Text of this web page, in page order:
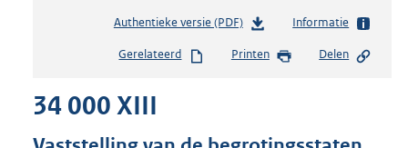
Authentieke versie (PDF)b
s
Informatie
Gerelateerd Printen Delen
34 000 XIII